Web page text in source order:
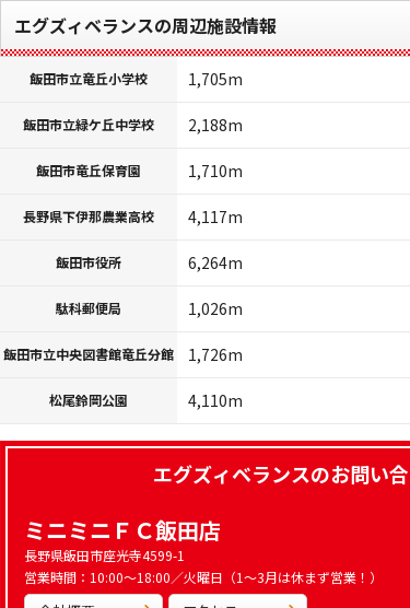
エグズィベランスの周辺施設情報
飯田市立竜丘小学校 1,705m
飯田市立緑ケ丘中学校 2,188m
飯田市竜丘保育園 1,710m
長野県下伊那農業高校 4,117m
飯田市役所 6,264m
駄科郵便局 1,026m
飯田市立中央図書館竜丘分館 1,726m
松尾鈴岡公園 4,110m
エグズィベランスのお問い
ミニミニＦＣ飯田店
長野県飯田市座光寺4599-1
営業時間：10:00～18:00／火曜日（1～3月は休まず営業！）